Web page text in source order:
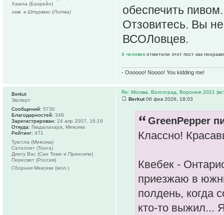
обеспечить
Отзовитесь. Вы
ВСОЛовцев.
4 человек отметили этот пост как
- Oooooo! Noooo! You kidding me!
Хамла (Бахрейн)
зам. в Штурмас (Литва)
Re: Москва, Волгоград, Воронеж 2021
Berkut06 фев 2026, 18:03
GreenPepper
Классно!
Квебек -
приезжаю в
полдень, когда
кто-то выжил...
Berkut
Эксперт
Сообщений: 5730
Благодарностей: 348
Зарегистрирован: 24 апр 2007, 16:19
Откуда: Гвадалахара, Мексика
Рейтинг: 471
Тукстла (Мексика)
Сателлит (Тонга)
Диегу Вас (Сан Томе и Принсипи)
Пересвет (Россия)
Сборная Мексики (мол.)